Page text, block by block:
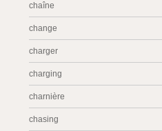
chaîne
change
charger
charging
charnière
chasing